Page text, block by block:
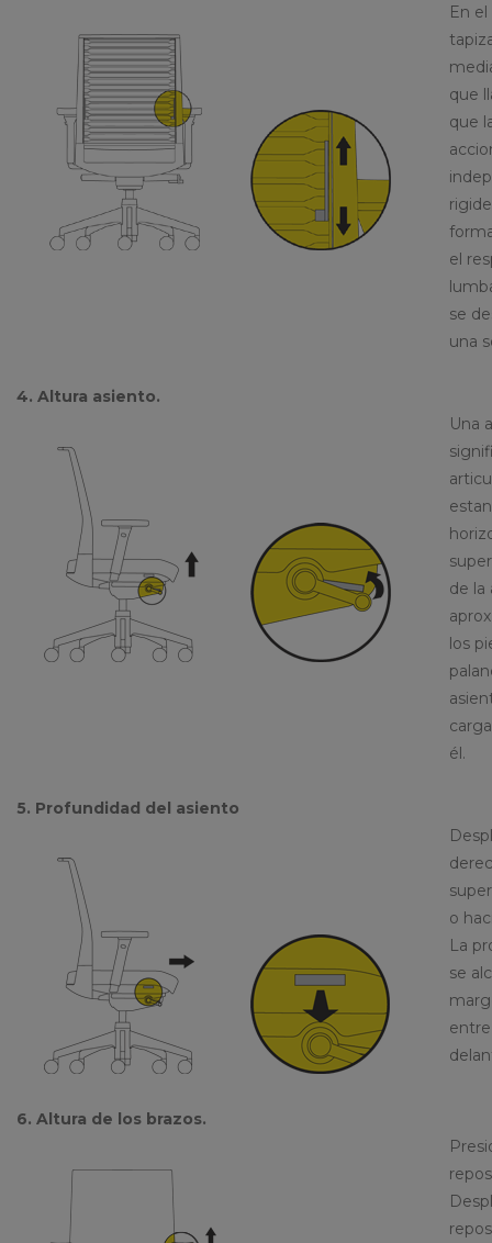
En
que
que
el
se
una
4. Altura asiento.
Una
de la
los
él.
5. Profundidad del asiento
o
La
se
6. Altura de los brazos.